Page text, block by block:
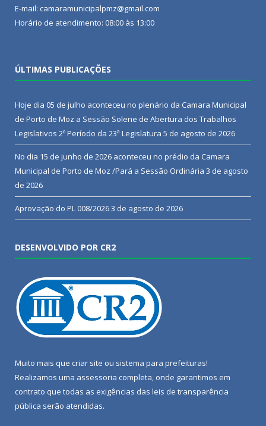
E-mail: camaramunicipalpmz@gmail.com
Horário de atendimento: 08:00 às 13:00
ÚLTIMAS PUBLICAÇÕES
Hoje dia 05 de julho aconteceu no plenário da Camara Municipal
de Porto de Moz a Sessão Solene de Abertura dos Trabalhos
Legislativos 2º Período da 23ª Legislatura 5 de agosto de 2026
No dia 15 de junho de 2026 aconteceu no prédio da Camara
Municipal de Porto de Moz /Pará a Sessão Ordinária 3 de agosto
de 2026
Aprovação do PL 008/20263 de agosto de 2026
DESENVOLVIDO POR CR2
Muito mais que criar site ou sistema para prefeituras!
Realizamos uma assessoria completa, onde garantimos em
contrato que todas as exigências das leis de transparência
pública serão atendidas.